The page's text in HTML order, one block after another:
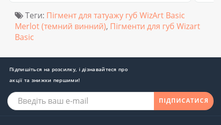
Теги: Пігмент для татуажу губ WizArt Basic
Merlot (темний винний), Пігменти для губ Wizart
Basic
Підпишіться на розсилку, і дізнавайтеся про
акції та знижки першими!
ПІДПИСАТИСЯ